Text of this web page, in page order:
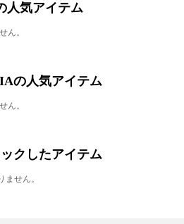
人気アイテム
ん。
の人気アイテム
ん。
クしたアイテム
せん。